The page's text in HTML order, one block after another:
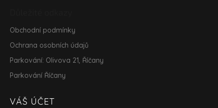
Obchodní podmínky
Ochrana osobních údajů
Parkování: Olivova 21, Říčany
Parkování Říčany
VÁŠ ÚČET